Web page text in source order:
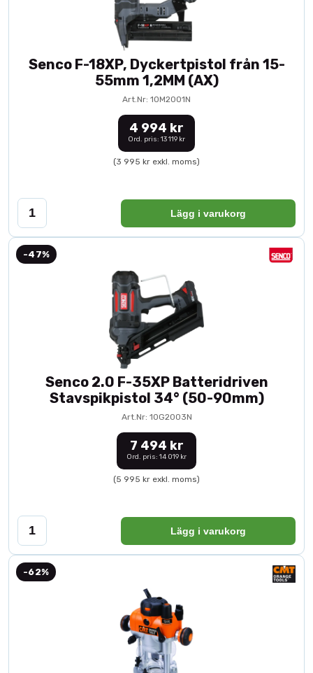
Senco F-18XP, Dyckertpistol från 15-
55mm 1,2MM (AX)
Art.Nr: 10M2001N
4 994 kr
Ord. pris: 13 119 kr
(3 995 kr exkl. moms)
Lägg i varukorg
-47%
Senco 2.0 F-35XP Batteridriven
Stavspikpistol 34° (50-90mm)
Art.Nr: 10G2003N
7 494 kr
Ord. pris: 14 019 kr
(5 995 kr exkl. moms)
Lägg i varukorg
-62%